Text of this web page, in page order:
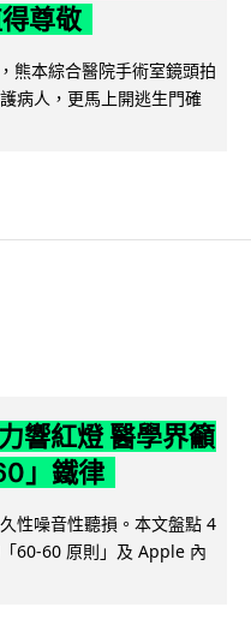
尊敬
熊本綜合醫院手術室鏡頭拍
病人，更馬上開逃生門確
響紅燈 醫學界籲
」鐵律
性噪音性聽損。本文盤點 4
60-60 原則」及 Apple 內